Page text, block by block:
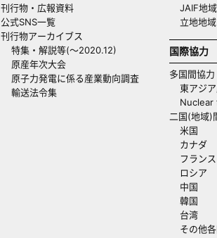
刊行物・広報資料
公式SNS一覧
刊行物アーカイブス
特集・解説等(～2020.12)
原産年次大会
原子力発電に係る産業動向調査
輸送法令集
JAIF地
立地地
国際協力
多国間協力
東アジ
Nuclear
二国(地域)
米国
カナダ
フランス
ロシア
中国
韓国
台湾
その他